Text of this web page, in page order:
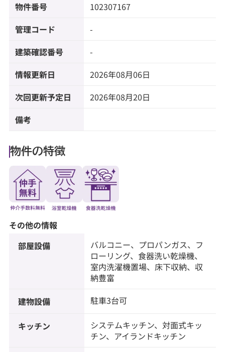
物件番号 102307167
管理コード -
建築確認番号 -
情報更新日 2026年08月06日
次回更新予定日 2026年08月20日
備考
物件の特徴
その他の情報
部屋設備
バルコニー、プロパンガス、フ
ローリング、食器洗い乾燥機、
室内洗濯機置場、床下収納、収
納豊富
建物設備 駐車3台可
キッチン
システムキッチン、対面式キッ
チン、アイランドキッチン